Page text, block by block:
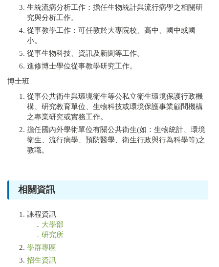
生統流病分析工作：擔任生物統計與流行病學之相關研
究與分析工作。
從事教學工作：可任教於大專院校、高中、國中或國
小。
從事生物科技、資訊及新聞等工作。
進修博士學位從事教學研究工作。
博士班
從事公共衛生與環境衛生等公私立衛生環境保護行政機
構、研究教育單位、生物科技或環境保護事業顧問機構
之專業研究或實務工作。
擔任國內外學術單位有關公共衛生(如：生物統計、環境
衛生、流行病學、預防醫學、衛生行政與行為科學等)之
教職。
相關資訊
課程資訊
． 大學部
．研究所
學群專區
招生資訊